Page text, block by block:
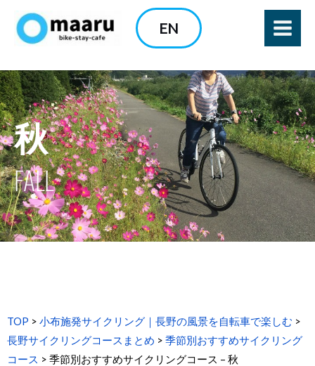
キ
ッ
プ
EN
秋
FALL
TOP > 小布施発サイクリング｜長野の風景を自転車で楽しむ >
長野サイクリングコースまとめ > 季節別おすすめサイクリング
コース > 季節別おすすめサイクリングコース – 秋